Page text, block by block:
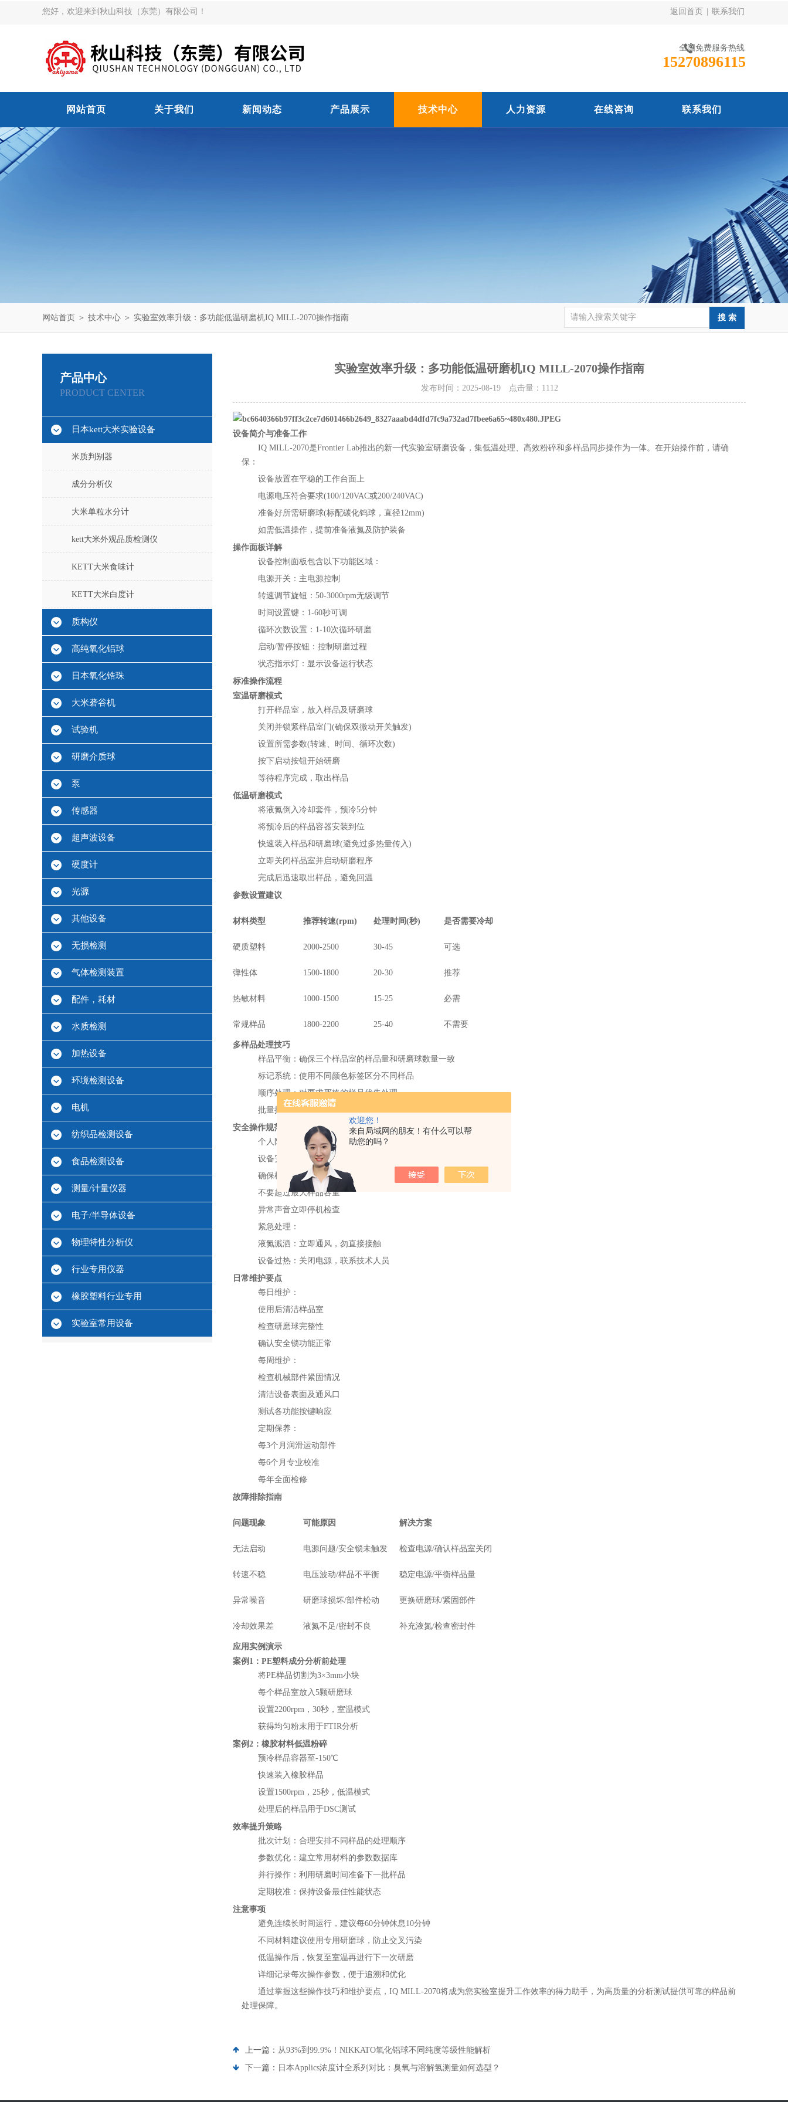
欢迎您！
来自局域网的朋友！有什么可以帮
助您的吗？
您好，欢迎来到秋山科技（东莞）有限公司！ 返回首页 联系我们
全国免费服务热线
15270896115
网站首页 关于我们 新闻动态 产品展示 技术中心 人力资源 在线咨询 联系我们
网站首页 ＞ 技术中心 ＞ 实验室效率升级：多功能低温研磨机IQ MILL-2070操作指南
产品中心
PRODUCT CENTER
日本kett大米实验设备
米质判别器
成分分析仪
大米单粒水分计
kett大米外观品质检测仪
KETT大米食味计
KETT大米白度计
质构仪
高纯氧化铝球
日本氧化锆珠
大米砻谷机
试验机
研磨介质球
泵
传感器
超声波设备
硬度计
光源
其他设备
无损检测
气体检测装置
配件，耗材
水质检测
加热设备
环境检测设备
电机
纺织品检测设备
食品检测设备
测量/计量仪器
电子/半导体设备
物理特性分析仪
行业专用仪器
橡胶塑料行业专用
实验室常用设备
实验室效率升级：多功能低温研磨机IQ MILL-2070操作指南
发布时间：2025-08-19 点击量： 1112
设备简介与准备工作
IQ MILL-2070是Frontier Lab推出的新一代实验室研磨设备，集低温处理、高效粉碎和多样品同步操作为一体。在开始操作前，请确
保：
设备放置在平稳的工作台面上
电源电压符合要求(100/120VAC或200/240VAC)
准备好所需研磨球(标配碳化钨球，直径12mm)
如需低温操作，提前准备液氮及防护装备
操作面板详解
设备控制面板包含以下功能区域：
电源开关：主电源控制
转速调节旋钮：50-3000rpm无级调节
时间设置键：1-60秒可调
循环次数设置：1-10次循环研磨
启动/暂停按钮：控制研磨过程
状态指示灯：显示设备运行状态
标准操作流程
室温研磨模式
打开样品室，放入样品及研磨球
关闭并锁紧样品室门(确保双微动开关触发)
设置所需参数(转速、时间、循环次数)
按下启动按钮开始研磨
等待程序完成，取出样品
低温研磨模式
将液氮倒入冷却套件，预冷5分钟
将预冷后的样品容器安装到位
快速装入样品和研磨球(避免过多热量传入)
立即关闭样品室并启动研磨程序
完成后迅速取出样品，避免回温
参数设置建议
材料类型 推荐转速(rpm) 处理时间(秒) 是否需要冷却
硬质塑料 2000-2500 30-45 可选
弹性体 1500-1800 20-30 推荐
热敏材料 1000-1500 15-25 必需
常规样品 1800-2200 25-40 不需要
多样品处理技巧
样品平衡：确保三个样品室的样品量和研磨球数量一致
标记系统：使用不同颜色标签区分不同样品
顺序处理：对要求严格的样品优先处理
批量操作：相同条件的样品可连续处理，提高效率
安全操作规范
个人防护：低温操作时务必佩戴防冻手套和护目镜
设备安全：
确保样品室全关闭后再启动
不要超过最大样品容量
异常声音立即停机检查
紧急处理：
液氮溅洒：立即通风，勿直接接触
设备过热：关闭电源，联系技术人员
日常维护要点
每日维护：
使用后清洁样品室
检查研磨球完整性
确认安全锁功能正常
每周维护：
检查机械部件紧固情况
清洁设备表面及通风口
测试各功能按键响应
定期保养：
每3个月润滑运动部件
每6个月专业校准
每年全面检修
故障排除指南
问题现象 可能原因 解决方案
无法启动 电源问题/安全锁未触发 检查电源/确认样品室关闭
转速不稳 电压波动/样品不平衡 稳定电源/平衡样品量
异常噪音 研磨球损坏/部件松动 更换研磨球/紧固部件
冷却效果差 液氮不足/密封不良 补充液氮/检查密封件
应用实例演示
案例1：PE塑料成分分析前处理
将PE样品切割为3×3mm小块
每个样品室放入5颗研磨球
设置2200rpm，30秒，室温模式
获得均匀粉末用于FTIR分析
案例2：橡胶材料低温粉碎
预冷样品容器至-150℃
快速装入橡胶样品
设置1500rpm，25秒，低温模式
处理后的样品用于DSC测试
效率提升策略
批次计划：合理安排不同样品的处理顺序
参数优化：建立常用材料的参数数据库
并行操作：利用研磨时间准备下一批样品
定期校准：保持设备最佳性能状态
注意事项
避免连续长时间运行，建议每60分钟休息10分钟
不同材料建议使用专用研磨球，防止交叉污染
低温操作后，恢复至室温再进行下一次研磨
详细记录每次操作参数，便于追溯和优化
通过掌握这些操作技巧和维护要点，IQ MILL-2070将成为您实验室提升工作效率的得力助手，为高质量的分析测试提供可靠的样品前
处理保障。
上一篇： 从93%到99.9%！NIKKATO氧化铝球不同纯度等级性能解析
下一篇： 日本Applics浓度计全系列对比：臭氧与溶解氢测量如何选型？